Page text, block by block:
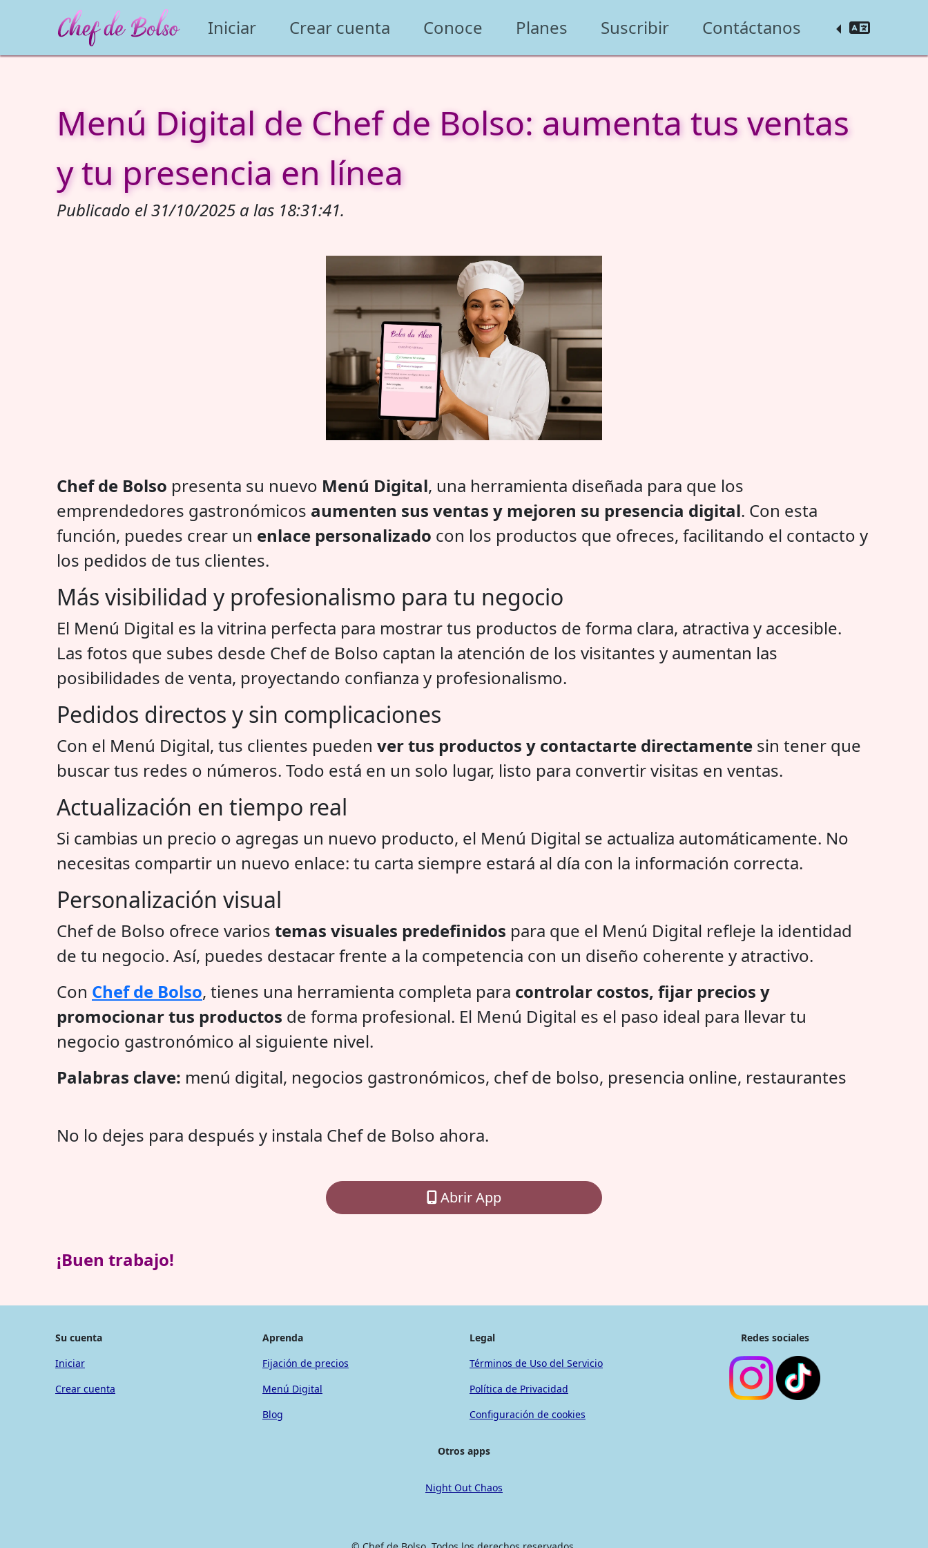
Iniciar Crear cuenta Conoce Planes Suscribir Contáctanos
Menú Digital de Chef de Bolso: aumenta tus ventas
y tu presencia en línea
Publicado el 31/10/2025 a las 18:31:41.
Chef de Bolso presenta su nuevo Menú Digital, una herramienta diseñada para que los
emprendedores gastronómicos aumenten sus ventas y mejoren su presencia digital. Con esta
función, puedes crear un enlace personalizado con los productos que ofreces, facilitando el contacto y
los pedidos de tus clientes.
Más visibilidad y profesionalismo para tu negocio
El Menú Digital es la vitrina perfecta para mostrar tus productos de forma clara, atractiva y accesible.
Las fotos que subes desde Chef de Bolso captan la atención de los visitantes y aumentan las
posibilidades de venta, proyectando confianza y profesionalismo.
Pedidos directos y sin complicaciones
Con el Menú Digital, tus clientes pueden ver tus productos y contactarte directamente sin tener que
buscar tus redes o números. Todo está en un solo lugar, listo para convertir visitas en ventas.
Actualización en tiempo real
Si cambias un precio o agregas un nuevo producto, el Menú Digital se actualiza automáticamente. No
necesitas compartir un nuevo enlace: tu carta siempre estará al día con la información correcta.
Personalización visual
Chef de Bolso ofrece varios temas visuales predefinidos para que el Menú Digital refleje la identidad
de tu negocio. Así, puedes destacar frente a la competencia con un diseño coherente y atractivo.
Con Chef de Bolso, tienes una herramienta completa para controlar costos, fijar precios y
promocionar tus productos de forma profesional. El Menú Digital es el paso ideal para llevar tu
negocio gastronómico al siguiente nivel.
Palabras clave: menú digital, negocios gastronómicos, chef de bolso, presencia online, restaurantes
No lo dejes para después y instala Chef de Bolso ahora.
Abrir App
¡Buen trabajo!
Su cuenta
Iniciar
Crear cuenta
Aprenda
Fijación de precios
Menú Digital
Blog
Legal
Términos de Uso del Servicio
Política de Privacidad
Configuración de cookies
Redes sociales
Otros apps
Night Out Chaos